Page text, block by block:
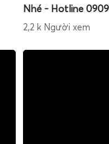
Nhé - Hotline
2,2 k Người xem